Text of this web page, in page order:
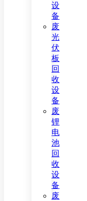
设
备
废
光
伏
板
回
收
设
备
废
锂
电
池
回
收
设
备
废